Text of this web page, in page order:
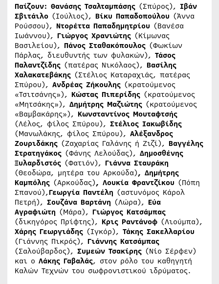
Παίζουν: Θανάσης Τσαλταμπάσης (Σπύρος), Ιβάν
Σβιτάιλο (Ιούλιος), Bίκυ Παπαδοπούλου (Άννα
Ρούσσου), Ντορέττα Παπαδημητρίου (Βανέσα
Ιωάννου), Γιώργος Χρανιώτης (Κίμωνας
Βασιλείου), Πάνος Σταθακόπουλος (Φωκίων
Πάρλας, διευθυντής των φυλακών), Τάσος
Παλαντζίδης (πατέρας Νικόλαος), Βασίλης
Χαλακατεβάκης (Στέλιος Καταραχιάς, πατέρας
Σπύρου), Ανδρέας Ζήκουλης (κρατούμενος
«Τσιτσάνης»), Κώστας Πιπερίδης (κρατούμενος
«Μητσάκης»), Δημήτρης Μαζιώτης (κρατούμενος
«Βαμβακάρης»), Κωνσταντίνος Μουταφτσής
(Λέλος, φίλος Σπύρου), Στέλιος Ιακωβίδης
(Μανωλάκης, φίλος Σπύρου), Αλέξανδρος
Ζουριδάκης (Ζαχαρίας Γαλάνης ή Ζιζί), Βαγγέλης
Στρατηγάκος (Φάνης Λελούδας), Δημοσθένης
Ξυλαρδιστός (Φατιόν), Γιάννα Σταυράκη
(Θεοδώρα, μητέρα του Αρκούδα), Δημήτρης
Καμπόλης (Αρκούδας), Λουκία Φραντζίκου (Πόπη
Σπανού),Γεωργία Παντέλη (αστυνόμος Κάρολ
Πετρή), Σουζάνα Βαρτάνη (Λώρα), Εύα
Αγραφιώτη (Μάρα), Γιώργος Κατσάμπας
(δικηγόρος Πρίφτης), Κρις Ραντάνοφ (Λιούμπα),
Χάρης Γεωργιάδης (Ιγκόρ), Τάκης Σακελλαρίου
(Γιάννης Πικρός), Γιάννης Κατσάμπας
(Σαλούβαρδος), Συμεών Τσακίρης (Νίο Σέρφεν)
και ο Λάκης Γαβαλάς, στον ρόλο του καθηγητή
Καλών Τεχνών του σωφρονιστικού ιδρύματος.